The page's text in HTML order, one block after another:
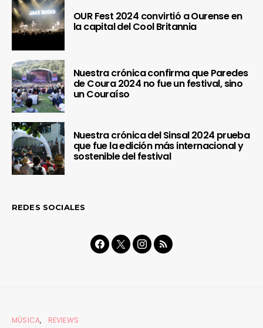
OUR Fest 2024 convirtió a Ourense en
la capital del Cool Britannia
Nuestra crónica confirma que Paredes
de Coura 2024 no fue un festival, sino
un Couraíso
Nuestra crónica del Sinsal 2024 prueba
que fue la edición más internacional y
sostenible del festival
REDES SOCIALES
MÚSICA REVIEWS